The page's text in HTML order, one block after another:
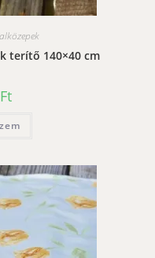
terítő 140×40 cm
Ft